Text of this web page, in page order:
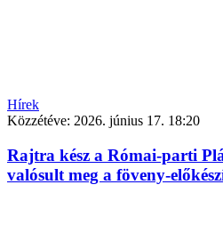
Hírek
Közzétéve: 2026. június 17. 18:20
Rajtra kész a Római-parti
valósult meg a föveny-